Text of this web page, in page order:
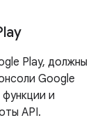
Play, должны
Google
и
API.